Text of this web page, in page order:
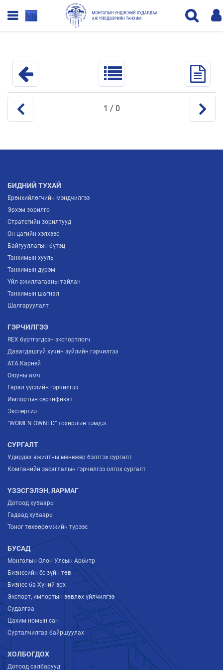
MN
1 / 0
БИДНИЙ ТУХАЙ
Ерөнхийлөгчийн мэндчилгээ
Эрхэм зорилго
Стратегийн зорилтууд
Он цагийн хэлхээс
Байгууллагын бүтэц
Танхимын хууль
Танхимын дүрэм
Үйл ажиллагааны тайлан
Танхимын шагнал
Шалгаруулалт
ГЭРЧИЛГЭЭ
REX бүртгэгдсэн экспортлогч
Давагдашгүй хүчин зүйлийн гэрчилгээ
ATA Карней
Оюуны өмч
Гарал үүслийн гэрчилгээ
Импортын сертификат
Экспертиз
“WOMEN OWNED” тохирлын тэмдэг
СУРГАЛТ
Удирдах ажилтны менежер бэлтгэх сургалт
Компанийн засаглалын гэрчилгээ олгох сургалт
ҮЗЭСГЭЛЭН, ЯАРМАГ
Дотоод хуваарь
Гадаад хуваарь
Тоног төхөөрөмжийн түрээс
БУСАД
Монголын Олон Улсын Арбитр
Бизнесийн ёс зүйн төв
Бизнес ба Хүний эрх
Экспорт, импортын зөвлөх үйлчилгээ
Судалгаа
Цахим номын сан
Сурталчилгаа байршуулах
ХОЛБОГДОХ
Дотоод салбарууд